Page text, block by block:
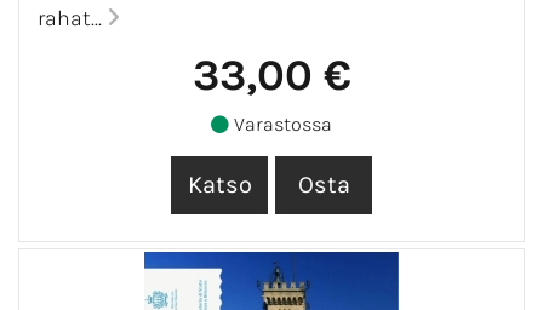
rahat...
33,00 €
Varastossa